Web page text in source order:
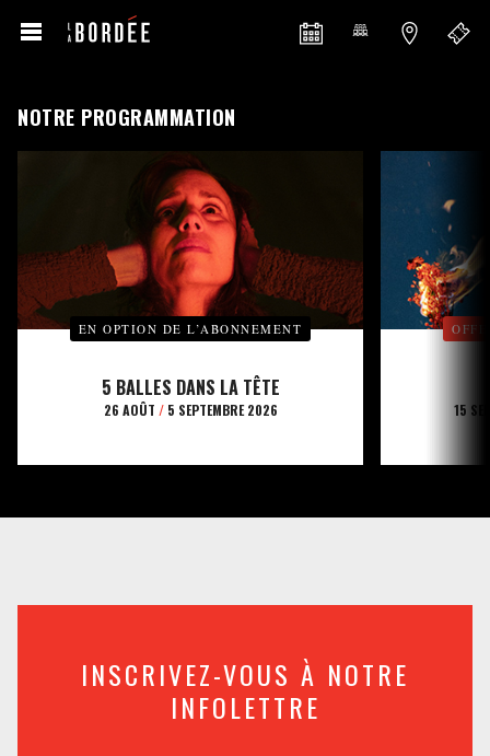
NOTRE PROGRAMMATION
EN OPTION DE L’ABONNEMENT
5 BALLES DANS LA TÊTE
26 AOÛT /5 SEPTEMBRE 2026 15
INSCRIVEZ-VOUS À NOTRE
INFOLETTRE